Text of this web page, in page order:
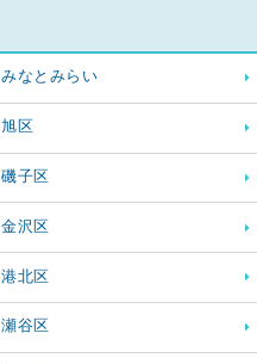
みなとみらい
旭区
磯子区
金沢区
港北区
瀬谷区